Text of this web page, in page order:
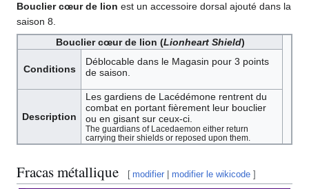
Bouclier cœur de lion est un accessoire dorsal ajouté dans la
saison 8.
Bouclier cœur de lion (Lionheart Shield)
Conditions
Déblocable dans le Magasin pour 3 points
de saison.
Description
Les gardiens de Lacédémone rentrent du
combat en portant fièrement leur bouclier
ou en gisant sur ceux-ci.
The guardians of Lacedaemon either return
carrying their shields or reposed upon them.
Fracas métallique [ modifier |modifier le wikicode ]